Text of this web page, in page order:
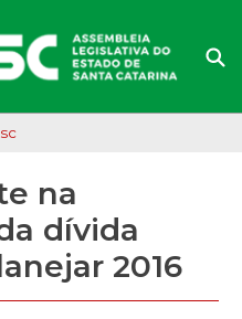
na
dívida
2016